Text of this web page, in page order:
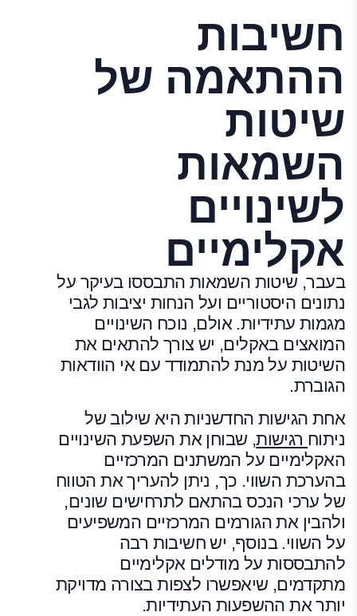
חשיבות
ההתאמה של
שיטות
השמאות
לשינויים
אקלימיים
בעבר, שיטות השמאות התבססו בעיקר על
נתונים היסטוריים ועל הנחות יציבות לגבי
מגמות עתידיות. אולם, נוכח השינויים
המואצים באקלים, יש צורך להתאים את
השיטות על מנת להתמודד עם אי הוודאות
הגוברת.
אחת הגישות החדשניות היא שילוב של
ניתוח רגישות, שבוחן את השפעת השינויים
האקלימיים על המשתנים המרכזיים
בהערכת השווי. כך, ניתן להעריך את הטווח
של ערכי הנכס בהתאם לתרחישים שונים,
ולהבין את הגורמים המרכזיים המשפיעים
על השווי. בנוסף, יש חשיבות רבה
להתבססות על מודלים אקלימיים
מתקדמים, שיאפשרו לצפות בצורה מדויקת
יותר את ההשפעות העתידיות.